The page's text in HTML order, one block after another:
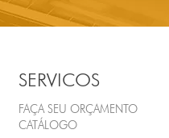
SERVICOS
FAÇA SEU ORÇAMENTO
CATÁLOGO